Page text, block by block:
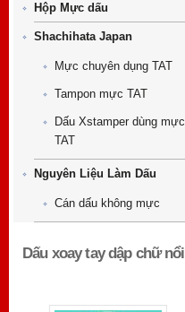
Hộp Mực dấu
Shachihata Japan
Mực chuyên dụng TAT
Tampon mực TAT
Dấu Xstamper dùng mực
TAT
Nguyên Liệu Làm Dấu
Cán dấu không mực
Dấu xoay tay dập chữ nổi